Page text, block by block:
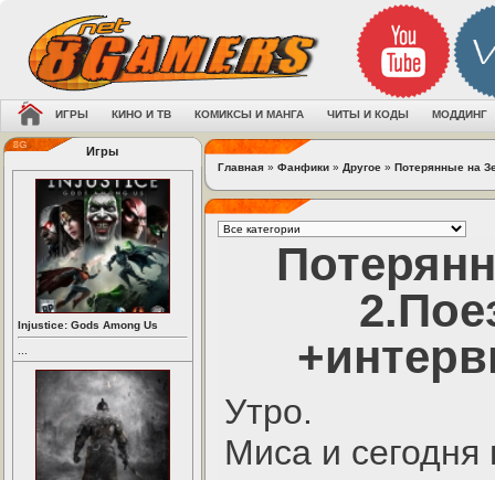
ИГРЫ КИНО И ТВ КОМИКСЫ И МАНГА ЧИТЫ И КОДЫ МОДДИНГ
Игры
Injustice: Gods Among Us
Главная » Фанфики » Другое » Потерянные на
Утро.
Миса и сегодня